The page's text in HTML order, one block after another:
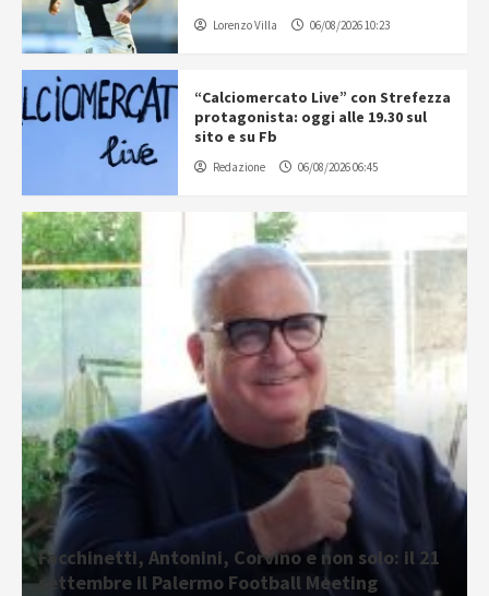
Lorenzo Villa 06/08/2026 10:23
“Calciomercato Live” con Strefezza
protagonista: oggi alle 19.30 sul
sito e su Fb
Redazione 06/08/2026 06:45
Facchinetti, Antonini, Corvino e non solo: il 21
settembre il Palermo Football Meeting